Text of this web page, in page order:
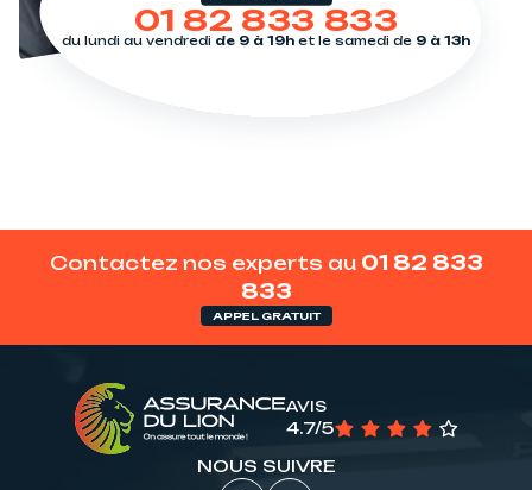
01 82 833 833
du lundi au vendredi de 9 à 19h et le samedi de 9 à 13h
Contactez nos experts au 01 82 833
833
APPEL GRATUIT
AVIS
4.7/5
NOUS SUIVRE